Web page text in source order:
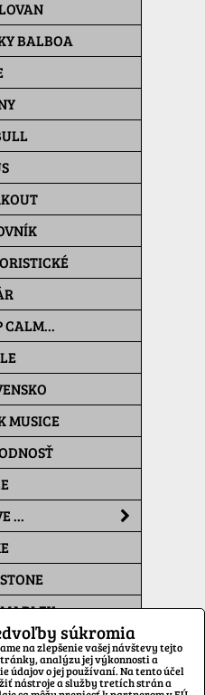
BALBOA
CALM...
MUSICE
...
MAT
súkromia
na zlepšenie vašej návštevy tejto
analýzu jej výkonnosti a
údajov o jej používaní. Na tento účel
nástroje a služby tretích strán a